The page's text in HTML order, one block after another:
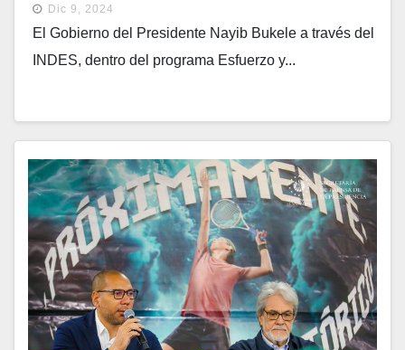
Dic 9, 2024
El Gobierno del Presidente Nayib Bukele a través del
INDES, dentro del programa Esfuerzo y...